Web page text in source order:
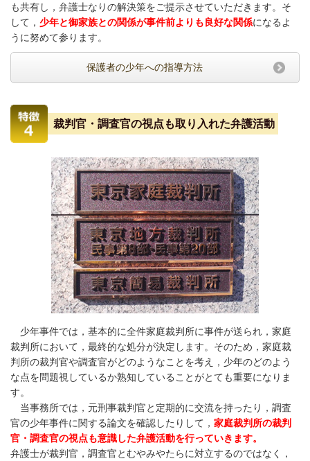
も共有し，弁護士なりの解決策をご提示させていただきます。そ
して， 少年と御家族との関係が事件前よりも良好な関係になるよ
うに努めて参ります。
保護者の少年への指導方法
裁判官・調査官の視点も取り入れた弁護活動
少年事件では，基本的に全件家庭裁判所に事件が送られ，家庭
裁判所において，最終的な処分が決定します。そのため，家庭裁
判所の裁判官や調査官がどのようなことを考え，少年のどのよう
な点を問題視しているか熟知していることがとても重要になりま
す。
当事務所では，元刑事裁判官と定期的に交流を持ったり，調査
官の少年事件に関する論文を確認したりして， 家庭裁判所の裁判
官・調査官の視点も意識した弁護活動を行っていきます。
弁護士が裁判官，調査官とむやみやたらに対立するのではなく，